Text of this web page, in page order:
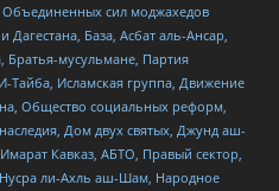
сил моджахедов
Дагестана, База, Асбат аль-Ансар,
Братья-мусульмане, Партия
Тайба, Исламская группа, Движение
Общество социальных реформ,
Дом двух святых, Джунд аш-
Кавказ, АБТО, Правый сектор,
Нусра ли-Ахль аш-Шам, Народное